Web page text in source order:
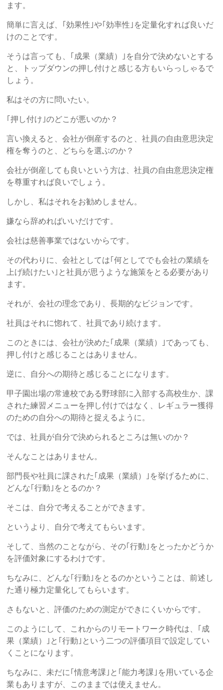
ます。
簡単に言えば、｢効果性｣や｢効率性｣を定量化すれば良いだ
けのことです。
そうは言っても、｢成果（業績）｣を自分で決めないとする
と、トップダウンの押し付けと感じる方もいらっしゃるで
しょう。
私はその方に問いたい。
｢押し付け｣のどこが悪いのか？
言い換えると、会社が倒産するのと、社員の自由意思決定
権を奪うのと、どちらを選ぶのか？
会社が倒産しても良いという方は、社員の自由意思決定権
を尊重すれば良いでしょう。
しかし、私はそれをお勧めしません。
嫌なら辞めればいいだけです。
会社は慈善事業ではないからです。
その代わりに、会社としては｢何としてでも会社の業績を
上げ続けたい｣と社員が思うような施策をとる必要があり
ます。
それが、会社の理念であり、長期的なビジョンです。
社員はそれに惚れて、社員であり続けます。
このときには、会社が決めた｢成果（業績）｣であっても、
押し付けと感じることはありません。
逆に、自分への期待と感じることになります。
甲子園出場の常連校である野球部に入部する高校生か、課
された練習メニューを押し付けではなく、レギュラー獲得
のための自分への期待と捉えるように。
では、社員が自分で決められるところは無いのか？
そんなことはありません。
部門長や社員に課された｢成果（業績）｣を挙げるために、
どんな｢行動｣をとるのか？
そこは、自分で考えることができます。
というより、自分で考えてもらいます。
そして、当然のことながら、その｢行動｣をとったかどうか
を評価対象にするわけです。
ちなみに、どんな｢行動｣をとるのかということは、前述し
た通り極力定量化してもらいます。
さもないと、評価のための測定ができにくいからです。
このようにして、これからのリモートワーク時代は、｢成
果（業績）｣と｢行動｣という二つの評価項目で設定してい
くことになります。
ちなみに、未だに｢情意考課｣と｢能力考課｣を用いている企
業もありますが、このままでは使えません。